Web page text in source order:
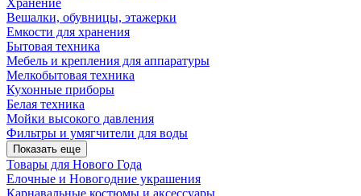
Хранение
Вешалки, обувницы, этажерки
Емкости для хранения
Бытовая техника
Мебель и крепления для аппаратуры
Мелкобытовая техника
Кухонные приборы
Белая техника
Мойки высокого давления
Фильтры и умягчители для воды
Показать еще
Товары для Нового Года
Елочные и Новогодние украшения
Карнавальные костюмы и аксессуары